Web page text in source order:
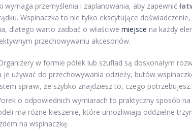
przemyślenia i zaplanowania, aby zapewnić
Wspinaczka to nie tylko ekscytujące doświadczenie,
dlatego warto zadbać o właściwe miejsce na każdy
przechowywaniu akcesoriów.
w formie półek lub szuflad są doskonałym
używać do przechowywania odzieży, butów
sprawi, że szybko znajdziesz to, czego potrzebujesz.
o odpowiednich wymiarach to praktyczny sposób
ma różne kieszenie, które umożliwiają oddzielne
na wspinaczkę.